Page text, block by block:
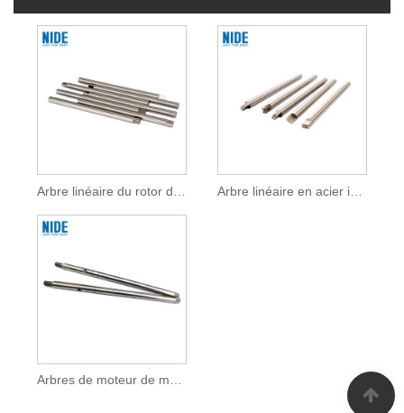
Arbres de moteur de mélangeur d'aliments Arbre linéaire